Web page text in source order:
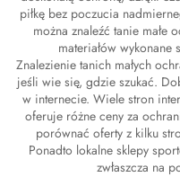
piłkę bez poczucia
można znaleźć tanie małe
materiałów
Znalezienie tanich małych
jeśli wie się, gdzie szukać.
w internecie. Wiele stron
oferuje różne ceny za
porównać oferty z kilku
Ponadto lokalne sklepy
zwłaszcza na